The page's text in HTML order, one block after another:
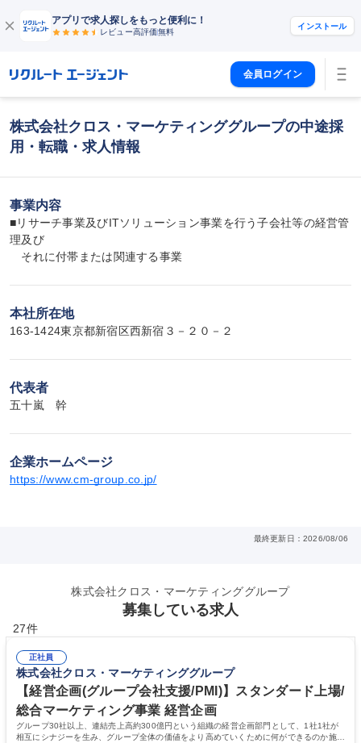
アプリで求人探しをもっと便利に！
レビュー高評価無料
インストール
会員ログイン
株式会社クロス・マーケティンググループの中途採
用・転職・求人情報
事業内容
■リサーチ事業及びITソリューション事業を行う子会社等の経営管
理及び
それに付帯または関連する事業
本社所在地
163-1424東京都新宿区西新宿３－２０－２
代表者
五十嵐　幹
企業ホームページ
https://www.cm-group.co.jp/
最終更新日：2026/08/06
株式会社クロス・マーケティンググループ
募集している求人
27件
正社員
株式会社クロス・マーケティンググループ
【経営企画(グループ会社支援/PMI)】スタンダード上場/
総合マーケティング事業 経営企画
グループ30社以上、連結売上高約300億円という組織の経営企画部門として、1社1社が
相互にシナジーを生み、グループ全体の価値をより高めていくために何ができるのか施策